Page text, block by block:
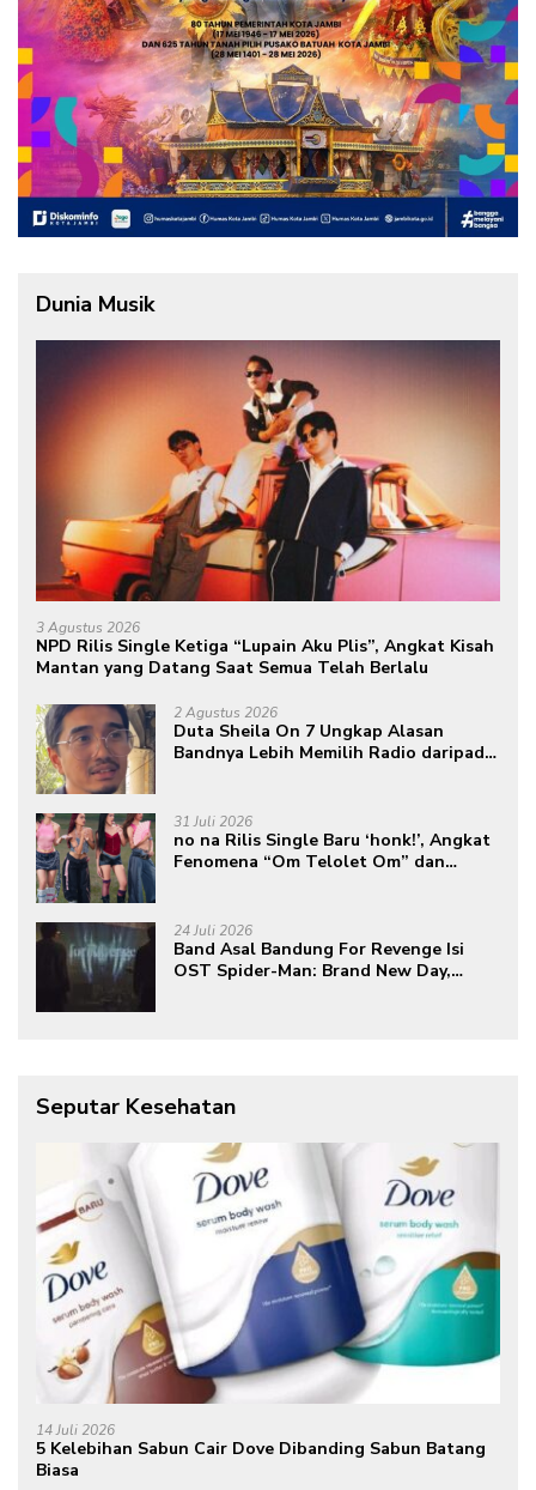
Dunia Musik
3 Agustus 2026
NPD Rilis Single Ketiga “Lupain Aku Plis”, Angkat Kisah
Mantan yang Datang Saat Semua Telah Berlalu
2 Agustus 2026
Duta Sheila On 7 Ungkap Alasan
Bandnya Lebih Memilih Radio daripada
31 Juli 2026
no na Rilis Single Baru ‘honk!’, Angkat
Fenomena “Om Telolet Om” dan
24 Juli 2026
Band Asal Bandung For Revenge Isi
OST Spider-Man: Brand New Day,
Seputar Kesehatan
14 Juli 2026
5 Kelebihan Sabun Cair Dove Dibanding Sabun Batang
Biasa